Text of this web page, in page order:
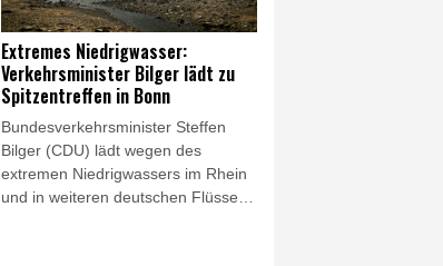
AFP. "Hier ist der Bund gefragt: Er
sollte seine Binnenwasserstraßen
besser an Niedrigwasserphasen
anpassen."
Extremes Niedrigwasser:
Verkehrsminister Bilger lädt zu
Spitzentreffen in Bonn
Bundesverkehrsminister Steffen
Bilger (CDU) lädt wegen des
extremen Niedrigwassers im Rhein
und in weiteren deutschen Flüssen